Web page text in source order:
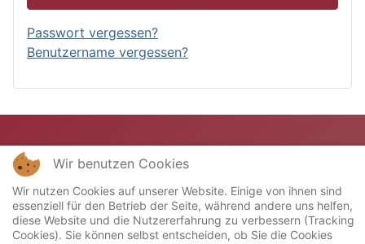
Passwort vergessen?
Benutzername vergessen?
Wir benutzen Cookies
Wir nutzen Cookies auf unserer Website. Einige von ihnen sind
essenziell für den Betrieb der Seite, während andere uns helfen,
diese Website und die Nutzererfahrung zu verbessern (Tracking
Cookies). Sie können selbst entscheiden, ob Sie die Cookies